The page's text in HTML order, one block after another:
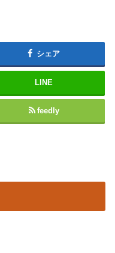
シェア
LINE
feedly